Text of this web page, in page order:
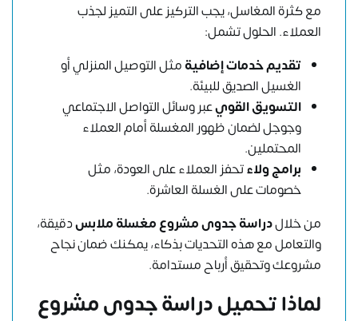
مع كثرة المغاسل، يجب التركيز على التميز لجذب
العملاء. الحلول تشمل:
تقديم خدمات إضافيةمثل التوصيل المنزلي أو
الغسيل الصديق للبيئة.
التسويق القويعبر وسائل التواصل الاجتماعي
وجوجل لضمان ظهور المغسلة أمام العملاء
المحتملين.
برامج ولاءتحفز العملاء على العودة، مثل
خصومات على الغسلة العاشرة.
من خلالدراسة جدوى مشروع مغسلة ملابسدقيقة،
والتعامل مع هذه التحديات بذكاء، يمكنك ضمان نجاح
مشروعك وتحقيق أرباح مستدامة.
لماذا تحميل دراسة جدوى مشروع